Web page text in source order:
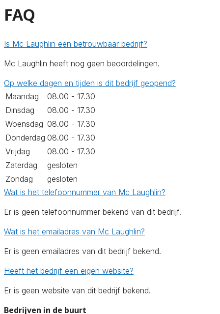
FAQ
Is Mc Laughlin een betrouwbaar bedrijf?
Mc Laughlin heeft nog geen beoordelingen.
Op welke dagen en tijden is dit bedrijf geopend?
Maandag
08.00 - 17.30
Dinsdag
08.00 - 17.30
Woensdag 08.00 - 17.30
Donderdag 08.00 - 17.30
Vrijdag
08.00 - 17.30
Zaterdag
gesloten
Zondag
gesloten
Wat is het telefoonnummer van Mc Laughlin?
Er is geen telefoonnummer bekend van dit bedrijf.
Wat is het emailadres van Mc Laughlin?
Er is geen emailadres van dit bedrijf bekend.
Heeft het bedrijf een eigen website?
Er is geen website van dit bedrijf bekend.
Bedrijven in de buurt